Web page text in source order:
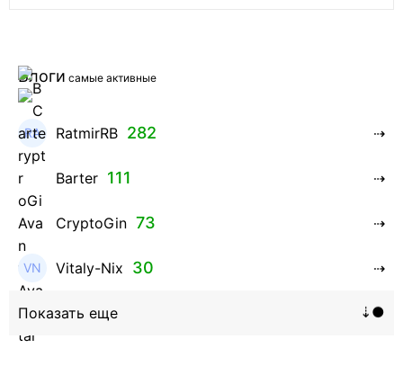
Блоги самые активные
RatmirRB 282
Barter 111
CryptoGin 73
Vitaly-Nix 30
Hanna_Zolo4evskaya